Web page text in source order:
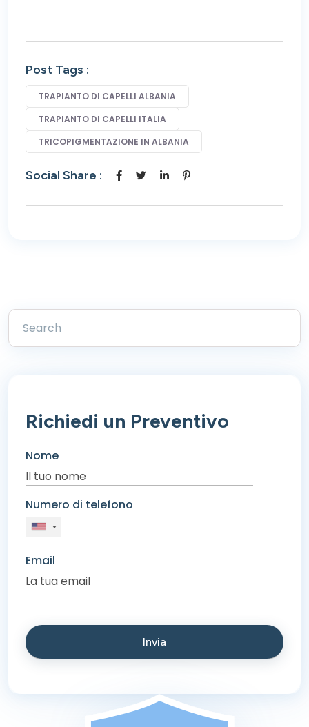
Post Tags :
TRAPIANTO DI CAPELLI ALBANIA
TRAPIANTO DI CAPELLI ITALIA
TRICOPIGMENTAZIONE IN ALBANIA
Social Share :
Richiedi un Preventivo
Nome
Numero di telefono
Email